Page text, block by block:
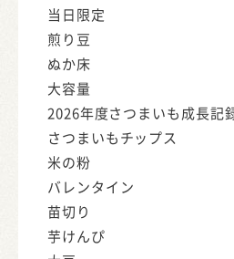
当日限定
煎り豆
ぬか床
大容量
2026年度さつまいも成長記
さつまいもチップス
米の粉
バレンタイン
苗切り
芋けんぴ